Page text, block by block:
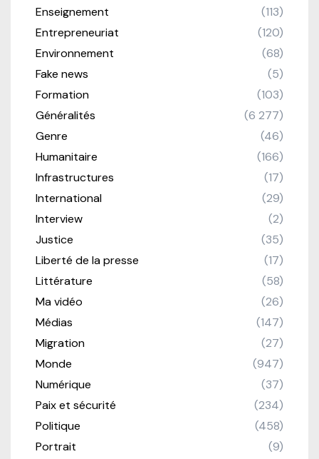
Enseignement
(113)
Entrepreneuriat
(120)
Environnement
(68)
Fake news
(5)
Formation
(103)
Généralités
(6 277)
Genre
(46)
Humanitaire
(166)
Infrastructures
(17)
International
(29)
Interview
(2)
Justice
(35)
Liberté de la presse
(17)
Littérature
(58)
Ma vidéo
(26)
Médias
(147)
Migration
(27)
Monde
(947)
Numérique
(37)
Paix et sécurité
(234)
Politique
(458)
Portrait
(9)